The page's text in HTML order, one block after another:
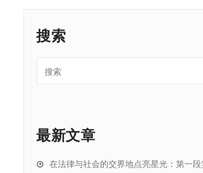
搜索
最新文章
在法律与社会的交界地点亮星光：第一段